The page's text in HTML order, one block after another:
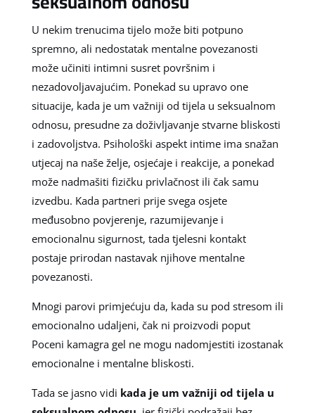
U nekim trenucima tijelo može biti potpuno
spremno, ali nedostatak mentalne povezanosti
može učiniti intimni susret površnim i
nezadovoljavajućim. Ponekad su upravo one
situacije, kada je um važniji od tijela u seksualnom
odnosu, presudne za doživljavanje stvarne bliskosti
i zadovoljstva. Psihološki aspekt intime ima snažan
utjecaj na naše želje, osjećaje i reakcije, a ponekad
može nadmašiti fizičku privlačnost ili čak samu
izvedbu. Kada partneri prije svega osjete
međusobno povjerenje, razumijevanje i
emocionalnu sigurnost, tada tjelesni kontakt
postaje prirodan nastavak njihove mentalne
povezanosti.
Mnogi parovi primjećuju da, kada su pod stresom ili
emocionalno udaljeni, čak ni proizvodi poput
Poceni kamagra gel ne mogu nadomjestiti izostanak
emocionalne i mentalne bliskosti.
Tada se jasno vidi kada je um važniji od tijela u